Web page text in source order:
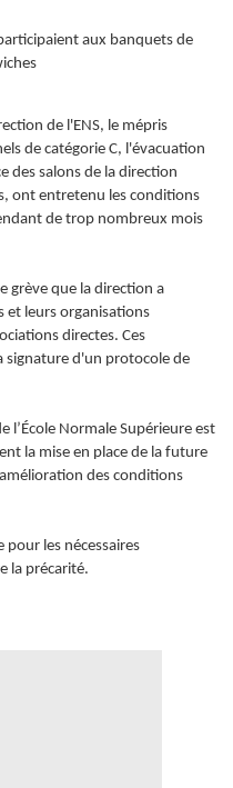
aux banquets de
de l'ENS, le mépris
de catégorie C, l'évacuation
des salons de la direction
ont entretenu les conditions
de trop nombreux mois
grève que la direction a
et leurs organisations
directes. Ces
signature d'un protocole de
l’École Normale Supérieure est
la mise en place de la future
des conditions
les nécessaires
la précarité.